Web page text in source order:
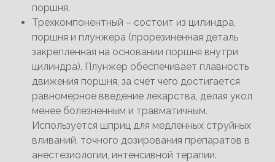
поршня.
Трехкомпонентный – состоит из цилиндра,
поршня и плунжера (прорезиненная деталь
закрепленная на основании поршня внутри
цилиндра). Плунжер обеспечивает плавность
движения поршня, за счет чего достигается
равномерное введение лекарства, делая укол
менее болезненным и травматичным.
Используется шприц для медленных струйных
вливаний, точного дозирования препаратов в
анестезиологии, интенсивной терапии.